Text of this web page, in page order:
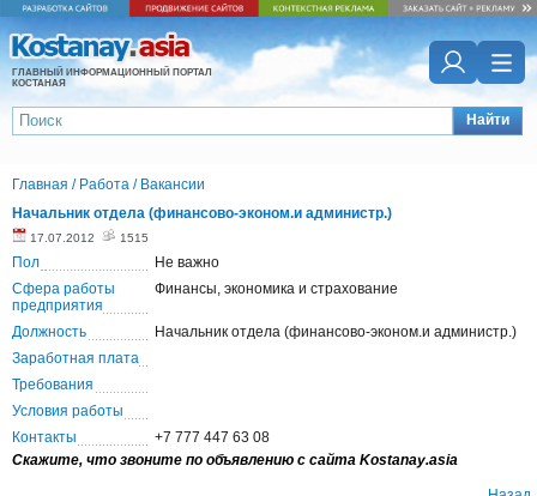
ГЛАВНЫЙ ИНФОРМАЦИОННЫЙ ПОРТАЛ
КОСТАНАЯ
Найти
Главная / Работа / Вакансии
Начальник отдела (финансово-эконом.и администр.)
17.07.2012 1515
Пол
Не важно
Сфера работы
предприятия
Финансы, экономика и страхование
Должность
Начальник отдела (финансово-эконом.и администр.)
Заработная плата
Требования
Условия работы
Контакты
+7 777 447 63 08
Скажите, что звоните по объявлению с сайта Kostanay.asia